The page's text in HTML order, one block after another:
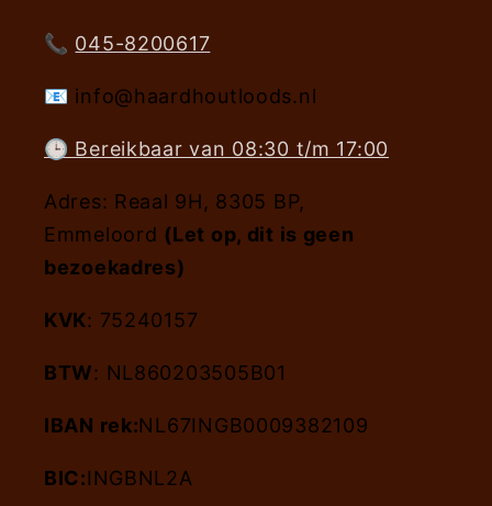
📞 045-8200617
📧 info@haardhoutloods.nl
🕒 Bereikbaar van 08:30 t/m 17:00
Adres: Reaal 9H, 8305 BP,
Emmeloord (Let op, dit is geen
bezoekadres)
KVK: 75240157
BTW: NL860203505B01
IBAN rek:NL67INGB0009382109
BIC:INGBNL2A